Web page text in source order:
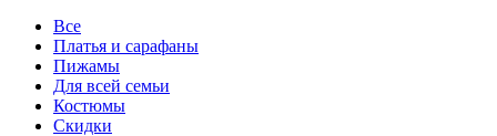
Все
Платья и сарафаны
Пижамы
Для всей семьи
Костюмы
Cкидки